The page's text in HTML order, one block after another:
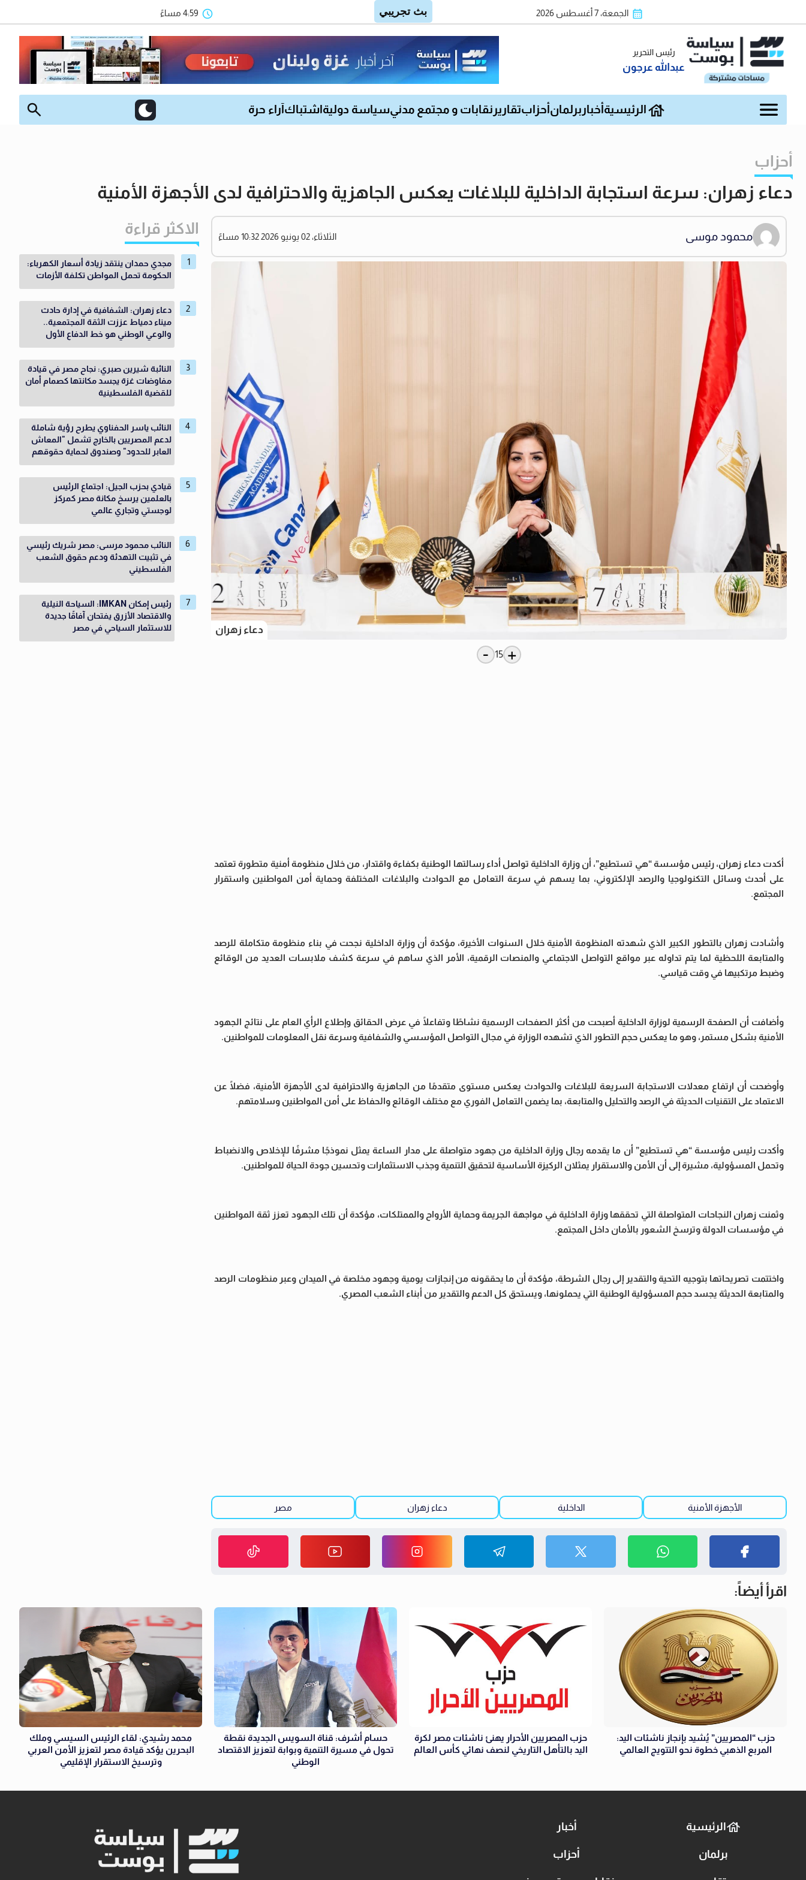
الجمعة، 7 أغسطس 2026 4:59 مساءً
رئيس التحرير
عبدالله عرجون
الرئيسية أخبار برلمان أحزابتقارير نقابات و مجتمع مدنيسياسة دولية اشتباك آراء حرة
أحزاب
دعاء زهران: سرعة استجابة الداخلية للبلاغات يعكس الجاهزية والاحترافية لدى الأجهزة الأمنية
محمود موسى الثلاثاء، 02 يونيو 2026 10:32 مساءً
دعاء زهران
+
15
-
أكدت دعاء زهران، رئيس مؤسسة “هي تستطيع”، أن وزارة الداخلية تواصل أداء رسالتها الوطنية بكفاءة واقتدار، من خلال منظومة أمنية متطورة تعتمد
على أحدث وسائل التكنولوجيا والرصد الإلكتروني، بما يسهم في سرعة التعامل مع الحوادث والبلاغات المختلفة وحماية أمن المواطنين واستقرار
المجتمع.
وأشادت زهران بالتطور الكبير الذي شهدته المنظومة الأمنية خلال السنوات الأخيرة، مؤكدة أن وزارة الداخلية نجحت في بناء منظومة متكاملة للرصد
والمتابعة اللحظية لما يتم تداوله عبر مواقع التواصل الاجتماعي والمنصات الرقمية، الأمر الذي ساهم في سرعة كشف ملابسات العديد من الوقائع
وضبط مرتكبيها في وقت قياسي.
وأضافت أن الصفحة الرسمية لوزارة الداخلية أصبحت من أكثر الصفحات الرسمية نشاطًا وتفاعلًا في عرض الحقائق وإطلاع الرأي العام على نتائج الجهود
الأمنية بشكل مستمر، وهو ما يعكس حجم التطور الذي تشهده الوزارة في مجال التواصل المؤسسي والشفافية وسرعة نقل المعلومات للمواطنين.
وأوضحت أن ارتفاع معدلات الاستجابة السريعة للبلاغات والحوادث يعكس مستوى متقدمًا من الجاهزية والاحترافية لدى الأجهزة الأمنية، فضلًا عن
الاعتماد على التقنيات الحديثة في الرصد والتحليل والمتابعة، بما يضمن التعامل الفوري مع مختلف الوقائع والحفاظ على أمن المواطنين وسلامتهم.
وأكدت رئيس مؤسسة “هي تستطيع” أن ما يقدمه رجال وزارة الداخلية من جهود متواصلة على مدار الساعة يمثل نموذجًا مشرفًا للإخلاص والانضباط
وتحمل المسؤولية، مشيرة إلى أن الأمن والاستقرار يمثلان الركيزة الأساسية لتحقيق التنمية وجذب الاستثمارات وتحسين جودة الحياة للمواطنين.
وثمنت زهران النجاحات المتواصلة التي تحققها وزارة الداخلية في مواجهة الجريمة وحماية الأرواح والممتلكات، مؤكدة أن تلك الجهود تعزز ثقة المواطنين
في مؤسسات الدولة وترسخ الشعور بالأمان داخل المجتمع.
واختتمت تصريحاتها بتوجيه التحية والتقدير إلى رجال الشرطة، مؤكدة أن ما يحققونه من إنجازات يومية وجهود مخلصة في الميدان وعبر منظومات الرصد
والمتابعة الحديثة يجسد حجم المسؤولية الوطنية التي يحملونها، ويستحق كل الدعم والتقدير من أبناء الشعب المصري.
الأجهزة الأمنية الداخلية دعاء زهران مصر
الاكثر قراءة
مجدي حمدان ينتقد زيادة أسعار الكهرباء:
الحكومة تحمل المواطن تكلفة الأزمات
دعاء زهران: الشفافية في إدارة حادث
ميناء دمياط عززت الثقة المجتمعية..
والوعي الوطني هو خط الدفاع الأول
النائبة شيرين صبري: نجاح مصر في قيادة
مفاوضات غزة يجسد مكانتها كصمام أمان
للقضية الفلسطينية
النائب ياسر الحفناوي يطرح رؤية شاملة
لدعم المصريين بالخارج تشمل "المعاش
العابر للحدود" وصندوق لحماية حقوقهم
قيادي بحزب الجيل: اجتماع الرئيس
بالعلمين يرسخ مكانة مصر كمركز
لوجستي وتجاري عالمي
النائب محمود مرسى: مصر شريك رئيسي
في تثبيت التهدئة ودعم حقوق الشعب
الفلسطيني
رئيس إمكان IMKAN: السياحة النيلية
والاقتصاد الأزرق يفتحان آفاقًا جديدة
للاستثمار السياحي في مصر
اقرأ أيضاً:
حزب “المصريين” يُشيد بإنجاز ناشئات اليد:
المربع الذهبي خطوة نحو التتويج العالمي
حزب المصريين الأحرار يهنئ ناشئات مصر لكرة
اليد بالتأهل التاريخي لنصف نهائي كأس العالم
حسام أشرف: قناة السويس الجديدة نقطة
تحول في مسيرة التنمية وبوابة لتعزيز الاقتصاد
الوطني
محمد رشيدي: لقاء الرئيس السيسي وملك
البحرين يؤكد قيادة مصر لتعزيز الأمن العربي
وترسيخ الاستقرار الإقليمي
الرئيسية أخبار
برلمان أحزاب